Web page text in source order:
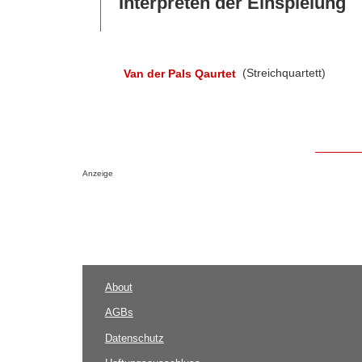
Van der Pals Qaurtet (Streichquartett)
Anzeige
About
AGBs
Datenschutz